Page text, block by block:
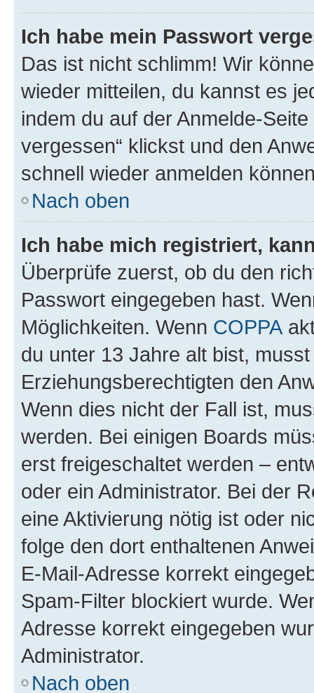
Ich habe mein Passwort
Das ist nicht schlimm! Wir
wieder mitteilen, du kannst es
indem du auf der Anmelde-
vergessen“ klickst und den
schnell wieder anmelden
Nach oben
Ich habe mich registriert,
Überprüfe zuerst, ob du den
Passwort eingegeben hast.
Möglichkeiten. Wenn COPPA
du unter 13 Jahre alt bist,
Erziehungsberechtigten den
Wenn dies nicht der Fall ist,
werden. Bei einigen Boards
erst freigeschaltet werden –
oder ein Administrator. Bei der
eine Aktivierung nötig ist oder
folge den dort enthaltenen
E-Mail-Adresse korrekt
Spam-Filter blockiert wurde.
Adresse korrekt eingegeben
Administrator.
Nach oben